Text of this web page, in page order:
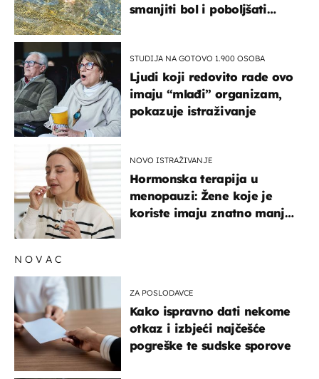
smanjiti bol i poboljšati
STUDIJA NA GOTOVO 1.900 OSOBA
Ljudi koji redovito rade ovo
imaju “mlađi” organizam,
pokazuje istraživanje
NOVO ISTRAŽIVANJE
Hormonska terapija u
menopauzi: Žene koje je
koriste imaju znatno manji
NOVAC
ZA POSLODAVCE
Kako ispravno dati nekome
otkaz i izbjeći najčešće
pogreške te sudske sporove